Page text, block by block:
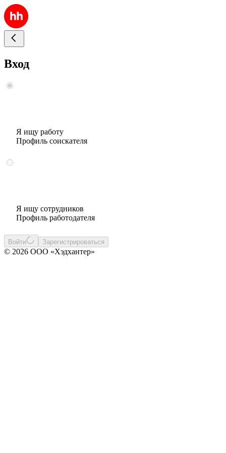
Вход
Я ищу работу
Профиль соискателя
Я ищу сотрудников
Профиль работодателя
Войти Зарегистрироваться
© 2026 ООО «Хэдхантер»